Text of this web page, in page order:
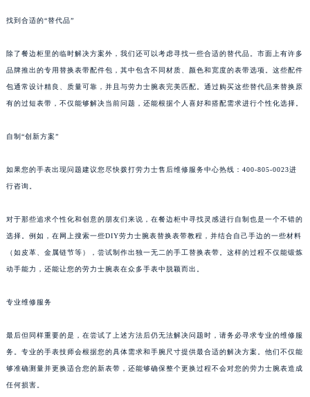
找到合适的“替代品”
除了餐边柜里的临时解决方案外，我们还可以考虑寻找一些合适的替代品。市面上有许多
品牌推出的专用替换表带配件包，其中包含不同材质、颜色和宽度的表带选项。这些配件
包通常设计精良、质量可靠，并且与劳力士腕表完美匹配。通过购买这些替代品来替换原
有的过短表带，不仅能够解决当前问题，还能根据个人喜好和搭配需求进行个性化选择。
自制“创新方案”
如果您的手表出现问题建议您尽快拨打劳力士售后维修服务中心热线：400-805-0023进
行咨询。
对于那些追求个性化和创意的朋友们来说，在餐边柜中寻找灵感进行自制也是一个不错的
选择。例如，在网上搜索一些DIY劳力士腕表替换表带教程，并结合自己手边的一些材料
（如皮革、金属链节等），尝试制作出独一无二的手工替换表带。这样的过程不仅能锻炼
动手能力，还能让您的劳力士腕表在众多手表中脱颖而出。
专业维修服务
最后但同样重要的是，在尝试了上述方法后仍无法解决问题时，请务必寻求专业的维修服
务。专业的手表技师会根据您的具体需求和手腕尺寸提供最合适的解决方案。他们不仅能
够准确测量并更换适合您的新表带，还能够确保整个更换过程不会对您的劳力士腕表造成
任何损害。